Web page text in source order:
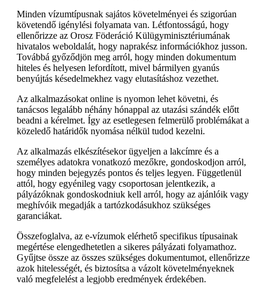
Minden vízumtípusnak sajátos követelményei és szigorúan
követendő igénylési folyamata van. Létfontosságú, hogy
ellenőrizze az Orosz Föderáció Külügyminisztériumának
hivatalos weboldalát, hogy naprakész információkhoz jusson.
Továbbá győződjön meg arról, hogy minden dokumentum
hiteles és helyesen lefordított, mivel bármilyen gyanús
benyújtás késedelmekhez vagy elutasításhoz vezethet.
Az alkalmazásokat online is nyomon lehet követni, és
tanácsos legalább néhány hónappal az utazási szándék előtt
beadni a kérelmet. Így az esetlegesen felmerülő problémákat a
közeledő határidők nyomása nélkül tudod kezelni.
Az alkalmazás elkészítésekor ügyeljen a lakcímre és a
személyes adatokra vonatkozó mezőkre, gondoskodjon arról,
hogy minden bejegyzés pontos és teljes legyen. Függetlenül
attól, hogy egyénileg vagy csoportosan jelentkezik, a
pályázóknak gondoskodniuk kell arról, hogy az ajánlóik vagy
meghívóik megadják a tartózkodásukhoz szükséges
garanciákat.
Összefoglalva, az e-vízumok elérhető specifikus típusainak
megértése elengedhetetlen a sikeres pályázati folyamathoz.
Gyűjtse össze az összes szükséges dokumentumot, ellenőrizze
azok hitelességét, és biztosítsa a vázolt követelményeknek
való megfelelést a legjobb eredmények érdekében.